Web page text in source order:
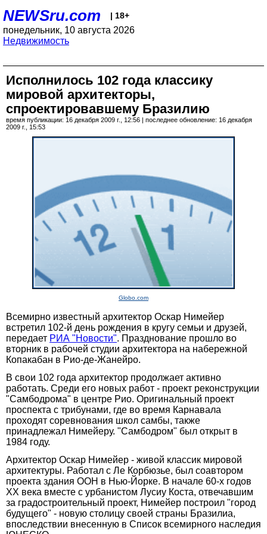
NEWSru.com | 18+
понедельник, 10 августа 2026
Недвижимость
Исполнилось 102 года классику
мировой архитекторы,
спроектировавшему Бразилию
время публикации: 16 декабря 2009 г., 12:56 | последнее обновление: 16 декабря
2009 г., 15:53
Globo.com
Всемирно известный архитектор Оскар Нимейер
встретил 102-й день рождения в кругу семьи и друзей,
передает РИА "Новости". Празднование прошло во
вторник в рабочей студии архитектора на набережной
Копакабан в Рио-де-Жанейро.
В свои 102 года архитектор продолжает активно
работать. Среди его новых работ - проект реконструкции
"Самбодрома" в центре Рио. Оригинальный проект
проспекта с трибунами, где во время Карнавала
проходят соревнования школ самбы, также
принадлежал Нимейеру. "Самбодром" был открыт в
1984 году.
Архитектор Оскар Нимейер - живой классик мировой
архитектуры. Работал с Ле Корбюзье, был соавтором
проекта здания ООН в Нью-Йорке. В начале 60-х годов
XX века вместе с урбанистом Лусиу Коста, отвечавшим
за градостроительный проект, Нимейер построил "город
будущего" - новую столицу своей страны Бразилиа,
впоследствии внесенную в Список всемирного наследия